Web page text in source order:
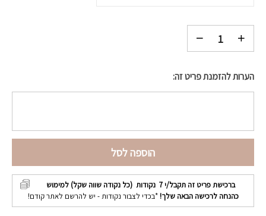
הערות להזמנת פריט זה:
הוספה לסל
ברכישת פריט זה תקבל/י 7 נקודות (כל נקודה שווה שקל) למימוש
כהנחה לרכישה הבאה שלך! *בכדי לצבור נקודות - יש להרשם לאתר קודם!